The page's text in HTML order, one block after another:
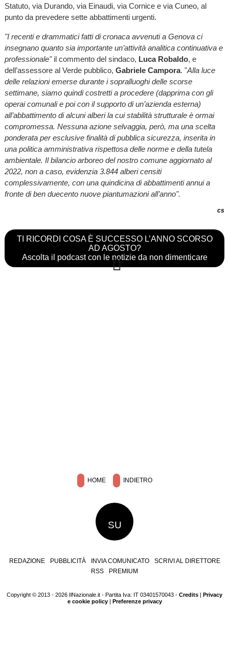
Statuto, via Durando, via Einaudi, via Cornice e via Cuneo, al
punto da prevedere sette abbattimenti urgenti.
"I recenti e drammatici fatti di cronaca avvenuti a Genova ci
insegnano quanto sia importante un’attività analitica continuativa e
professionale"il commento del sindaco, Luca Robaldo, e
dell’assessore al Verde pubblico, Gabriele Campora. "Alla luce
delle relazioni emerse durante i sopralluoghi delle scorse
settimane, siamo quindi costretti a procedere (dapprima con gli
operai comunali e poi con il supporto di un’azienda esterna)
all’abbattimento di alcuni alberi la cui stabilità strutturale è ormai
compromessa. Nessuna azione selvaggia, però, ma una scelta
ponderata per esclusive finalità di pubblica sicurezza, inserita in
una politica amministrativa rispettosa delle norme e della tutela
ambientale. Il bilancio arboreo del nostro comune aggiornato al
2022, non a caso, evidenzia 3.844 alberi censiti
complessivamente, con una quindicina di abbattimenti annui a
fronte di ben duecento nuove piantumazioni all’anno".
cs
TI RICORDI COSA È SUCCESSO L’ANNO SCORSO
AD AGOSTO?
Ascolta il podcast con le notizie da non dimenticare
HOME INDIETRO
SU
REDAZIONE PUBBLICITÀ INVIA COMUNICATO
SCRIVI AL DIRETTORE
RSS
PREMIUM
Copyright © 2013 - 2026 IlNazionale.it - Partita Iva: IT 03401570043 - Credits | Privacy
e cookie policy| Preferenze privacy